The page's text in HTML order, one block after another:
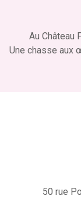
Au Château
Une chasse aux
50 rue